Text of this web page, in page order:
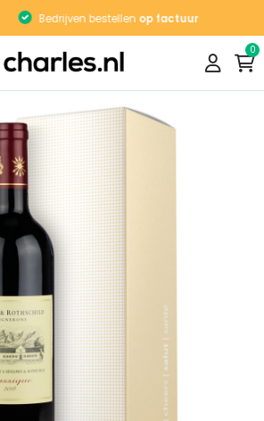
Bedrijven bestellenop factuur
0